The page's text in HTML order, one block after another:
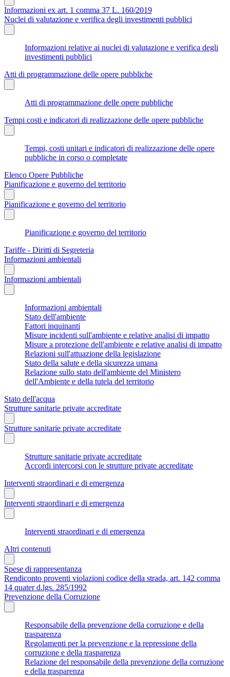
Informazioni ex art. 1 comma 37 L. 160/2019
Nuclei di valutazione e verifica degli investimenti pubblici
Informazioni relative ai nuclei di valutazione e verifica degli
investimenti pubblici
Atti di programmazione delle opere pubbliche
Atti di programmazione delle opere pubbliche
Tempi costi e indicatori di realizzazione delle opere pubbliche
Tempi, costi unitari e indicatori di realizzazione delle opere
pubbliche in corso o completate
Elenco Opere Pubbliche
Pianificazione e governo del territorio
Pianificazione e governo del territorio
Pianificazione e governo del territorio
Tariffe - Diritti di Segreteria
Informazioni ambientali
Informazioni ambientali
Informazioni ambientali
Stato dell'ambiente
Fattori inquinanti
Misure incidenti sull'ambiente e relative analisi di impatto
Misure a protezione dell'ambiente e relative analisi di impatto
Relazioni sull'attuazione della legislazione
Stato della salute e della sicurezza umana
Relazione sullo stato dell'ambiente del Ministero
dell'Ambiente e della tutela del territorio
Stato dell'acqua
Strutture sanitarie private accreditate
Strutture sanitarie private accreditate
Strutture sanitarie private accreditate
Accordi intercorsi con le strutture private accreditate
Interventi straordinari e di emergenza
Interventi straordinari e di emergenza
Interventi straordinari e di emergenza
Altri contenuti
Spese di rappresentanza
Rendiconto proventi violazioni codice della strada, art. 142 comma
14 quater d.lgs. 285/1992
Prevenzione della Corruzione
Responsabile della prevenzione della corruzione e della
trasparenza
Regolamenti per la prevenzione e la repressione della
corruzione e della trasparenza
Relazione del responsabile della prevenzione della corruzione
e della trasparenza